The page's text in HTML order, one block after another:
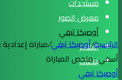
مستجدات
معرض الصور
أوصيكا تيفي
المتجر
بلاغات
الرئيسية/أوصيكا تيفي/
أسفي : ملخص المباراة
أوصيكا تيفي